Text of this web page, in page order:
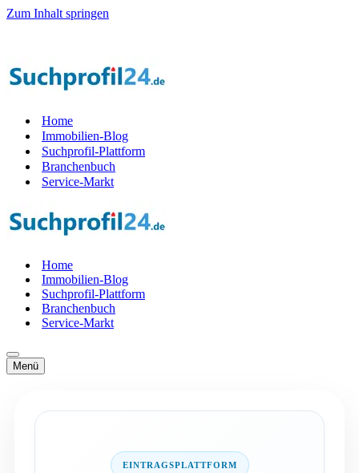
Zum Inhalt springen
Home
Immobilien-Blog
Suchprofil-Plattform
Branchenbuch
Service-Markt
Home
Immobilien-Blog
Suchprofil-Plattform
Branchenbuch
Service-Markt
Navigationsmenü
Menü
Navigationsmenü
EINTRAGSPLATTFORM